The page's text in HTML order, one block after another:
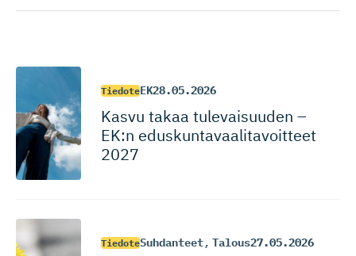
TiedoteEK28.05.2026
Kasvu takaa tulevaisuuden –
EK:n eduskunta­vaa­li­ta­voitteet
2027
TiedoteSuhdanteet, Talous27.05.2026